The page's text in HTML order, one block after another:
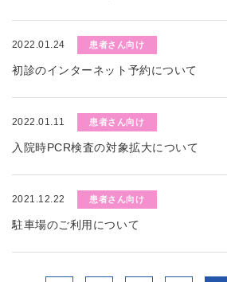
2022.01.24 患者さん向け
初診のインターネット予約について
2022.01.11 患者さん向け
入院時PCR検査の対象拡大について
2021.12.22 患者さん向け
駐車場のご利用について